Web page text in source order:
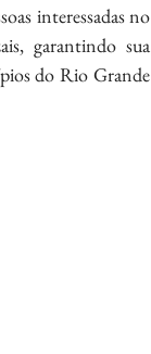
interessadas no
garantindo sua
do Rio Grande